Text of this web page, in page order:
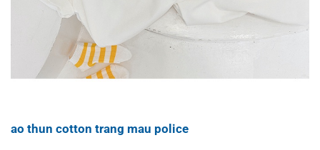
ao thun cotton trang mau police